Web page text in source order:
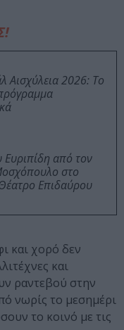
Αισχύλεια 2026: Το
Ευριπίδη από τον
στο
Επιδαύρου
και χορό δεν
και
ραντεβού στην
νωρίς το μεσημέρι
το κοινό με τις